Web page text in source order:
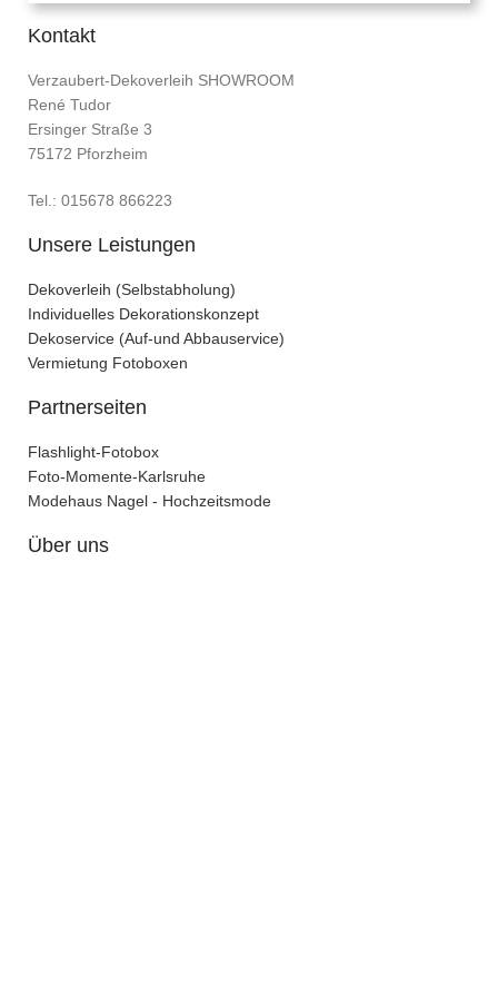
Kontakt
Verzaubert-Dekoverleih SHOWROOM
René Tudor
Ersinger Straße 3
75172 Pforzheim
Tel.: 015678 866223
Unsere Leistungen
Dekoverleih (Selbstabholung)
Individuelles Dekorationskonzept
Dekoservice (Auf-und Abbauservice)
Vermietung Fotoboxen
Partnerseiten
Flashlight-Fotobox
Foto-Momente-Karlsruhe
Modehaus Nagel - Hochzeitsmode
Über uns